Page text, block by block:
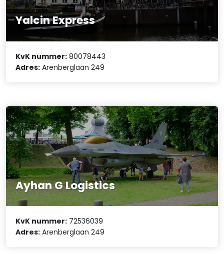
Yalcin Express
KvK nummer: 80078443
Adres: Arenberglaan 249
Ayhan G Logistics
KvK nummer: 72536039
Adres: Arenberglaan 249